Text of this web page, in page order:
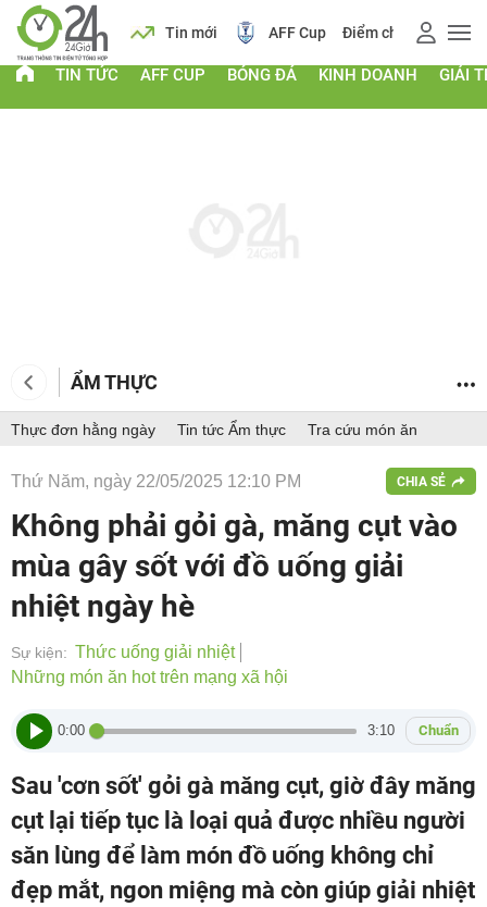
Lịch Tin mới AFF Cup Điểm chuẩn 2026
TIN TỨC AFF CUP BÓNG ĐÁ KINH DOANH GIẢI
ẨM THỰC
Thực đơn hằng ngày Tin tức Ẩm thực Tra cứu món ăn
Thứ Năm, ngày 22/05/2025 12:10 PM CHIA SẺ
Không phải gỏi gà, măng cụt vào
mùa gây sốt với đồ uống giải
nhiệt ngày hè
Sự kiện: Thức uống giải nhiệt
Những món ăn hot trên mạng xã hội
0:00 3:10 Chuẩn
Sau 'cơn sốt' gỏi gà măng cụt, giờ đây măng
cụt lại tiếp tục là loại quả được nhiều người
săn lùng để làm món đồ uống không chỉ
đẹp mắt, ngon miệng mà còn giúp giải nhiệt